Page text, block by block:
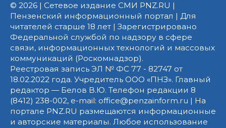
© 2026 | Сетевое издание СМИ PNZ.RU |
Пензенский информационный портал | Для
читателей старше 18 лет | Зарегистрировано
Федеральной службой по надзору в сфере
связи, информационных технологий и массовых
коммуникаций (Роскомнадзор).
Реестровая запись ЭЛ № ФС 77 - 82747 от
18.02.2022 года. Учредитель ООО «ПНЗ». Главный
редактор — Белов В.Ю. Телефон редакции 8
(8412) 238-002, e-mail: office@penzainform.ru | На
портале PNZ.RU размещаются информационные
и авторские материалы. Любое использование